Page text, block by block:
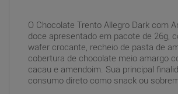
O Chocolate Trento Allegro Dark com
doce apresentado em pacote de 26g,
wafer crocante, recheio de pasta de
cobertura de chocolate meio amargo
cacau e amendoim. Sua principal
consumo direto como snack ou